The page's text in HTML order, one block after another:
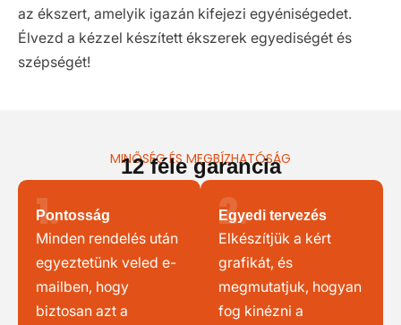
az ékszert, amelyik igazán kifejezi egyéniségedet.
Élvezd a kézzel készített ékszerek egyediségét és
szépségét!
MINŐSÉG ÉS MEGBÍZHATÓSÁG
12 féle garancia
1.
Pontosság
Minden rendelés után
egyeztetünk veled e-
mailben, hogy
biztosan azt a
2.
Egyedi tervezés
Elkészítjük a kért
grafikát, és
megmutatjuk, hogyan
fog kinézni a